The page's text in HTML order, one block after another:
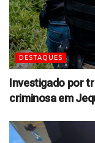
DESTAQUES
Investigado por
criminosa em